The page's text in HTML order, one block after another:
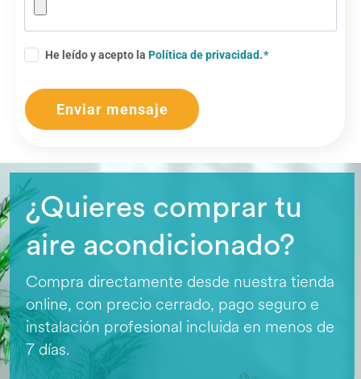
He leído y acepto la Política de privacidad.
Enviar mensaje
¿Quieres comprar tu
aire acondicionado?
Compra directamente desde nuestra tienda
online, con precio cerrado, pago seguro e
instalación profesional incluida en menos de
7 días.